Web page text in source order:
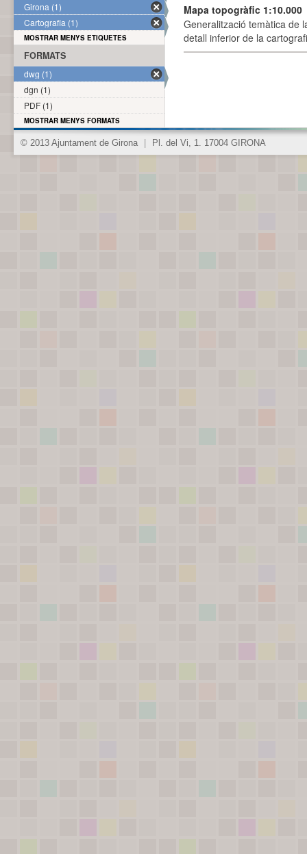
Mapa topogràfic 1:10.000
Generalització temàtica de
detall inferior de la
Girona (1)
Cartografia (1)
MOSTRAR MENYS ETIQUETES
FORMATS
dwg (1)
dgn (1)
PDF (1)
MOSTRAR MENYS FORMATS
© 2013 Ajuntament de Girona Pl. del Vi, 1. 17004 GIRONA